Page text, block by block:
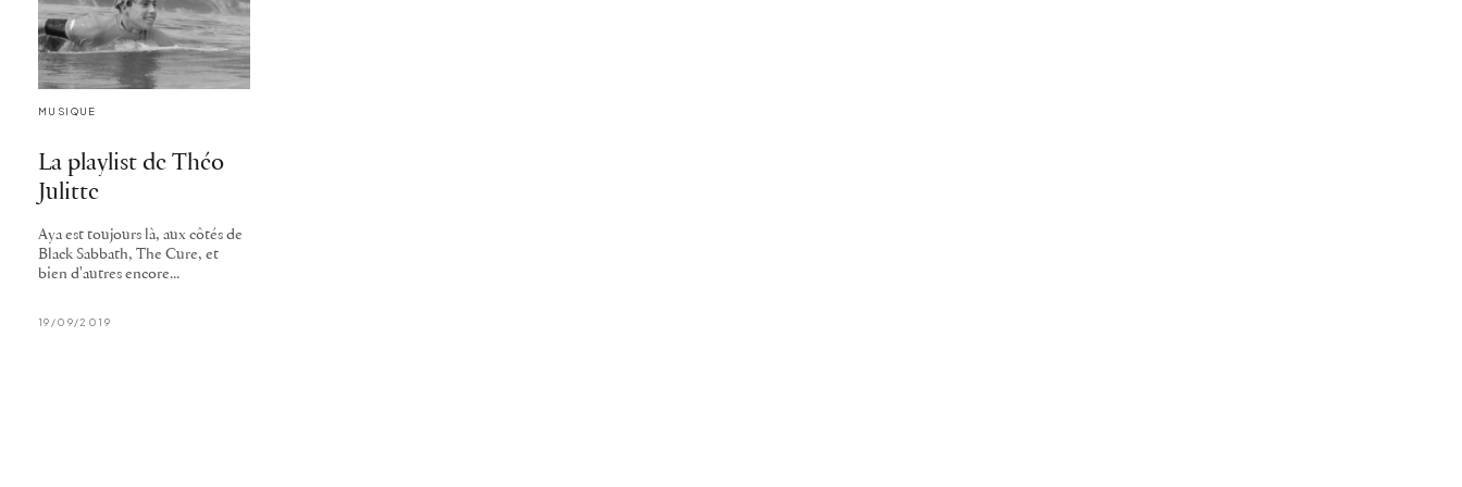
MUSIQUE
La playlist de Théo
Julitte
Aya est toujours là, aux côtés de
Black Sabbath, The Cure, et
bien d'autres encore...
19/09/2019